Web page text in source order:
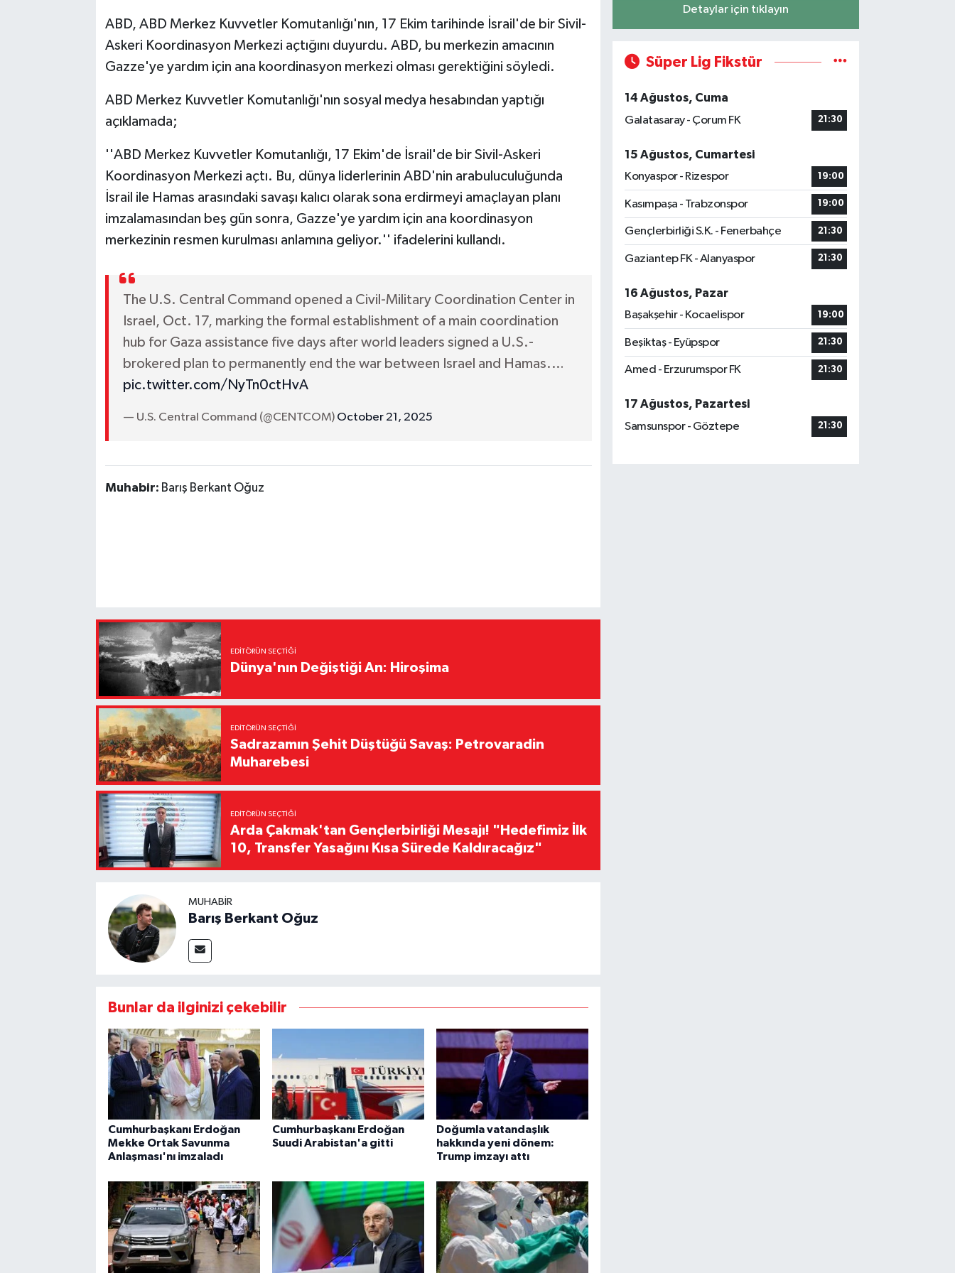
ABD, ABD Merkez Kuvvetler Komutanlığı'nın, 17 Ekim tarihinde İsrail'de bir Sivil-
Askeri Koordinasyon Merkezi açtığını duyurdu. ABD, bu merkezin amacının
Gazze'ye yardım için ana koordinasyon merkezi olması gerektiğini söyledi.
ABD Merkez Kuvvetler Komutanlığı'nın sosyal medya hesabından yaptığı
açıklamada;
''ABD Merkez Kuvvetler Komutanlığı, 17 Ekim'de İsrail'de bir Sivil-Askeri
Koordinasyon Merkezi açtı. Bu, dünya liderlerinin ABD'nin arabuluculuğunda
İsrail ile Hamas arasındaki savaşı kalıcı olarak sona erdirmeyi amaçlayan planı
imzalamasından beş gün sonra, Gazze'ye yardım için ana koordinasyon
merkezinin resmen kurulması anlamına geliyor.'' ifadelerini kullandı.
The U.S. Central Command opened a Civil-Military Coordination Center in
Israel, Oct. 17, marking the formal establishment of a main coordination
hub for Gaza assistance five days after world leaders signed a U.S.-
brokered plan to permanently end the war between Israel and Hamas.…
EDITÖRÜN SEÇTIĞI
EDITÖRÜN SEÇTIĞI
Sadrazamın Şehit Düştüğü Savaş: Petrovaradin
EDITÖRÜN SEÇTIĞI
Arda Çakmak'tan Gençlerbirliği Mesajı! "Hedefimiz İlk
10, Transfer Yasağını Kısa Sürede Kaldıracağız"
MUHABIR
Barış Berkant Oğuz
Bunlar da ilginizi çekebilir
Cumhurbaşkanı Erdoğan
Mekke Ortak Savunma
Cumhurbaşkanı Erdoğan
Doğumla vatandaşlık
hakkında yeni dönem:
Detaylar için tıklayın
Süper Lig Fikstür
14 Ağustos, Cuma
Galatasaray - Çorum FK
21:30
15 Ağustos, Cumartesi
Konyaspor - Rizespor
19:00
Kasımpaşa - Trabzonspor 19:00
Gençlerbirliği S.K. - Fenerbahçe 21:30
Gaziantep FK - Alanyaspor 21:30
16 Ağustos, Pazar
Başakşehir - Kocaelispor
19:00
Beşiktaş - Eyüpspor 21:30
Amed - Erzurumspor FK 21:30
17 Ağustos, Pazartesi
Samsunspor - Göztepe
21:30